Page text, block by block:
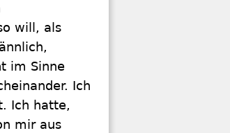
will, als
im Sinne
Ich
Ich hatte,
mir aus